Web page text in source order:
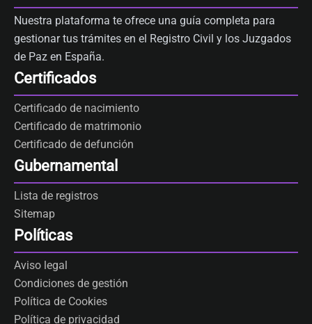
Nuestra plataforma te ofrece una guía completa para
gestionar tus trámites en el Registro Civil y los Juzgados
de Paz en España.
Certificados
Certificado de nacimiento
Certificado de matrimonio
Certificado de defunción
Gubernamental
Lista de registros
Sitemap
Políticas
Aviso legal
Condiciones de gestión
Política de Cookies
Política de privacidad